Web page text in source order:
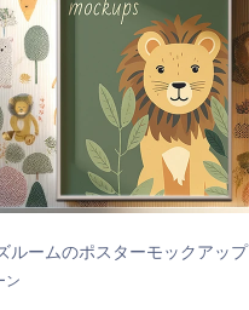
ルームのポスターモックアップ
ン